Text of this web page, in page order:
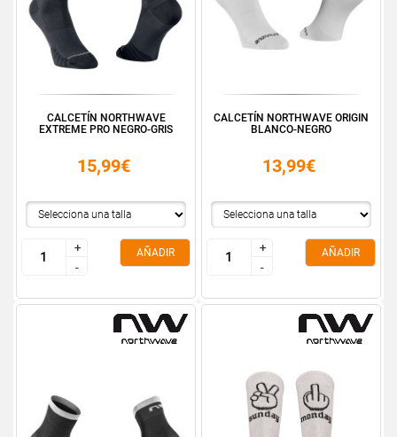
CALCETÍN NORTHWAVE
EXTREME PRO NEGRO-GRIS
15,99€
+
-
+
-
AÑADIR
CALCETÍN NORTHWAVE ORIGIN
BLANCO-NEGRO
13,99€
+
-
+
-
AÑADIR